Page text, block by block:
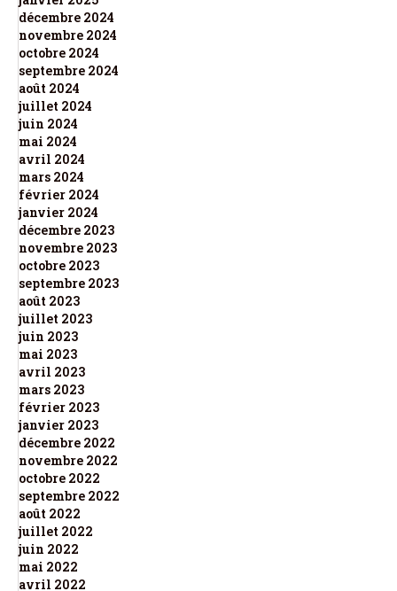
décembre 2024
novembre 2024
octobre 2024
septembre 2024
août 2024
juillet 2024
juin 2024
mai 2024
avril 2024
mars 2024
février 2024
janvier 2024
décembre 2023
novembre 2023
octobre 2023
septembre 2023
août 2023
juillet 2023
juin 2023
mai 2023
avril 2023
mars 2023
février 2023
janvier 2023
décembre 2022
novembre 2022
octobre 2022
septembre 2022
août 2022
juillet 2022
juin 2022
mai 2022
avril 2022